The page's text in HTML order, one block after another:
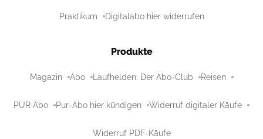
Praktikum Digitalabo hier widerrufen
Produkte
Magazin Abo Laufhelden: Der Abo-Club Reisen
PUR Abo Pur-Abo hier kündigen Widerruf digitaler Käufe
Widerruf PDF-Käufe